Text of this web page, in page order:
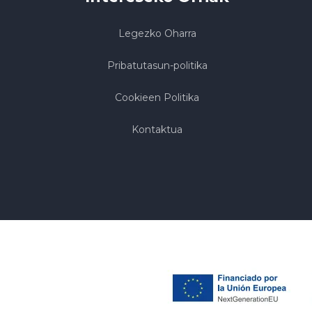
Legezko Oharra
Pribatutasun-politika
Cookieen Politika
Kontaktua